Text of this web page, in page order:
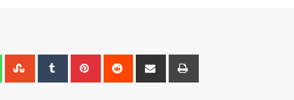
WhatsappStumbleUpon
Tumblr Pinterest Reddit
Share